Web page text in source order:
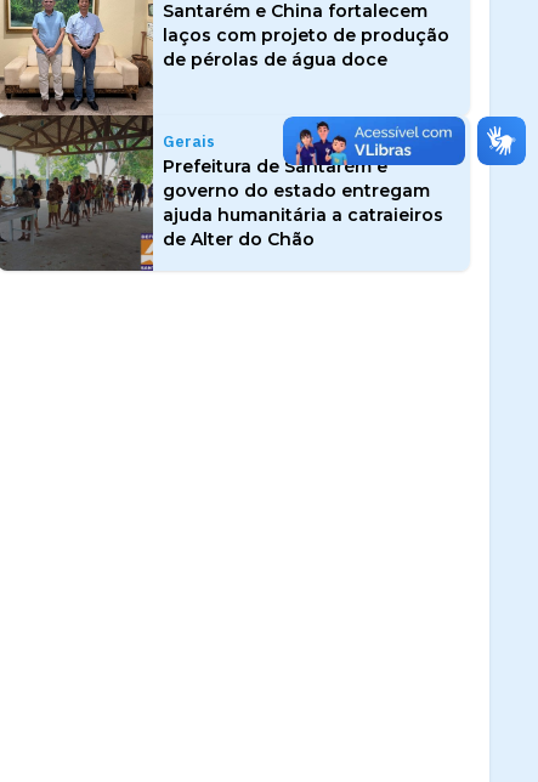
Santarém e China fortalecem
laços com projeto de produção
de pérolas de água doce
Gerais
Prefeitura de Santarém e
governo do estado entregam
ajuda humanitária a catraieiros
de Alter do Chão